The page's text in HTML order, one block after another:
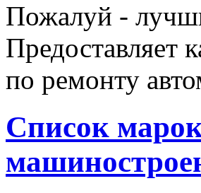
Пожалуй -
Предоставляет
по ремонту
Список